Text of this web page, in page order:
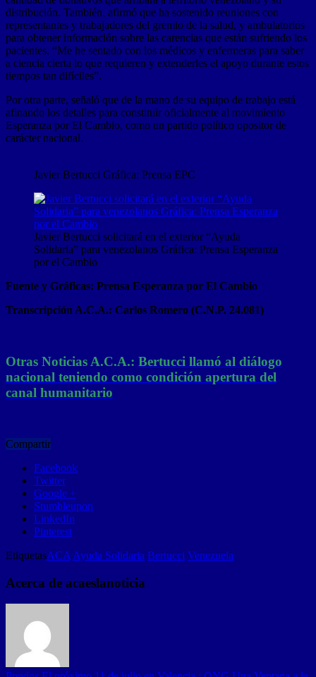
distribución. También, afirmó que ha sostenido reuniones con
representantes y trabajadores del gremio de la salud, y ambulatorios
para obtener información sobre las carencias que están sufriendo los
pacientes. “Me he sentado con los médicos y enfermeras para saber
a ciencia cierta lo que requieren y extenderles el apoyo durante estos
tiempos tan difíciles”.
Por otra parte, señaló que de la mano de su equipo de trabajo está
afinando los detalles para constituir oficialmente al movimiento
Esperanza por El Cambio, como un partido político opositor de
carácter nacional.
Javier Bertucci Gráfica: Prensa EPC
Javier Bertucci solicitará en el exterior “Ayuda
Solidaria” para venezolanos Gráfica: Prensa Esperanza
por el Cambio
Fuente y Gráficas: Prensa Esperanza por El Cambio
Transcripción A.C.A.: Carlos Romero (C.N.P. 24.081)
Otras Noticias A.C.A.: Bertucci llamó al diálogo
nacional teniendo como condición apertura del
canal humanitario
Compartir
Facebook
Twitter
Google +
Stumbleupon
LinkedIn
Pinterest
EtiquetasACA Ayuda Solidaria Bertucci Venezuela
Acerca de acaeslanoticia